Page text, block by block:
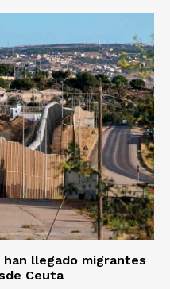
llegado migrantes
Ceuta